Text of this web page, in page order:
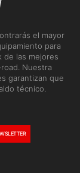
el mayor
para
de las mejores
Nuestra
garantizan que
técnico.